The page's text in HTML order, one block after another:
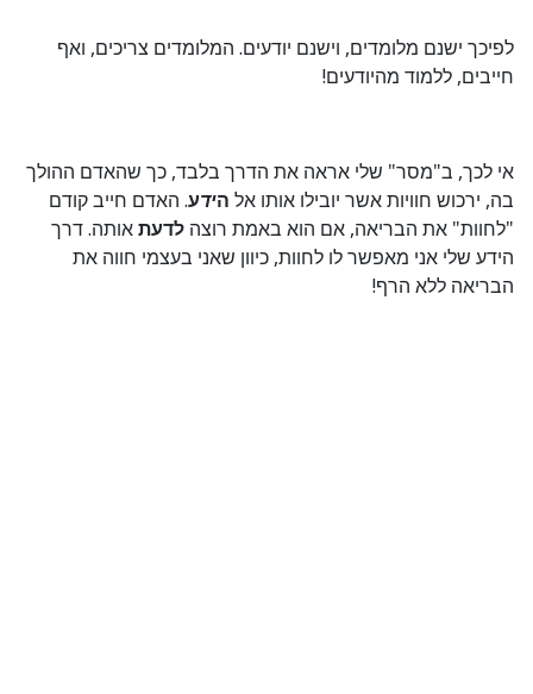
לפיכך ישנם מלומדים, וישנם יודעים. המלומדים צריכים, ואף
חייבים, ללמוד מהיודעים!
אי לכך, ב"מסר" שלי אראה את הדרך בלבד, כך שהאדם ההולך
בה, ירכוש חוויות אשר יובילו אותו אל הידע. האדם חייב קודם
"לחוות" את הבריאה, אם הוא באמת רוצה לדעתאותה. דרך
הידע שלי אני מאפשר לו לחוות, כיוון שאני בעצמי חווה את
הבריאה ללא הרף!